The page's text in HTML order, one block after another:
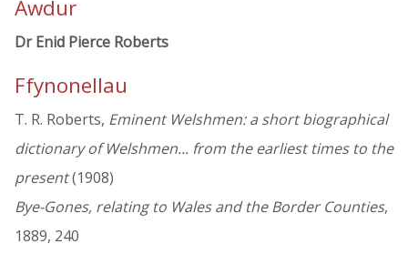
Awdur
Dr Enid Pierce Roberts
Ffynonellau
T. R. Roberts, Eminent Welshmen: a short biographical
dictionary of Welshmen... from the earliest times to the
present(1908)
Bye-Gones, relating to Wales and the Border Counties,
1889, 240